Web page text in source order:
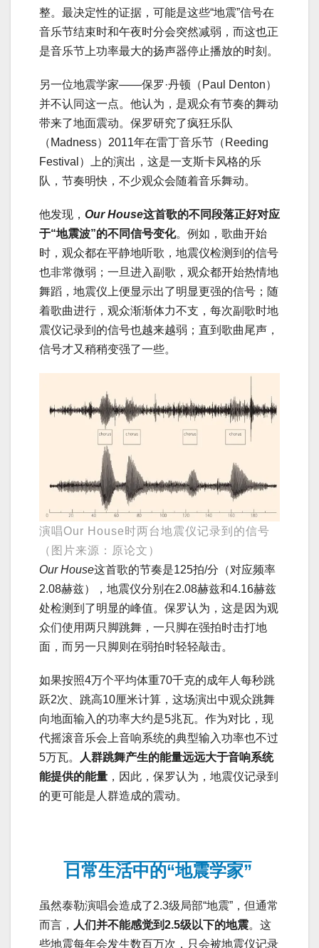
整。最决定性的证据，可能是这些“地震”信号在
音乐节结束时和午夜时分会突然减弱，而这也正
是音乐节上功率最大的扬声器停止播放的时刻。
另一位地震学家——保罗·丹顿（Paul Denton）
并不认同这一点。他认为，是观众有节奏的舞动
带来了地面震动。保罗研究了疯狂乐队
（Madness）2011年在雷丁音乐节（Reeding
Festival）上的演出，这是一支斯卡风格的乐
队，节奏明快，不少观众会随着音乐舞动。
他发现， Our House这首歌的不同段落正好对应
于“地震波”的不同信号变化。例如，歌曲开始
时，观众都在平静地听歌，地震仪检测到的信号
也非常微弱；一旦进入副歌，观众都开始热情地
舞蹈，地震仪上便显示出了明显更强的信号；随
着歌曲进行，观众渐渐体力不支，每次副歌时地
震仪记录到的信号也越来越弱；直到歌曲尾声，
信号才又稍稍变强了一些。
演唱Our House时两台地震仪记录到的信号
（图片来源：原论文）
Our House这首歌的节奏是125拍/分（对应频率
2.08赫兹），地震仪分别在2.08赫兹和4.16赫兹
处检测到了明显的峰值。保罗认为，这是因为观
众们使用两只脚跳舞，一只脚在强拍时击打地
面，而另一只脚则在弱拍时轻轻敲击。
如果按照4万个平均体重70千克的成年人每秒跳
跃2次、跳高10厘米计算，这场演出中观众跳舞
向地面输入的功率大约是5兆瓦。作为对比，现
代摇滚音乐会上音响系统的典型输入功率也不过
5万瓦。
人群跳舞产生的能量远远大于音响系统
能提供的能量 ，因此，保罗认为，地震仪记录到
的更可能是人群造成的震动。
日常生活中的“地震学家”
虽然泰勒演唱会造成了2.3级局部“地震”，但通常
而言， 人们并不能感觉到2.5级以下的地震。这
些地震每年会发生数百万次，只会被地震仪记录